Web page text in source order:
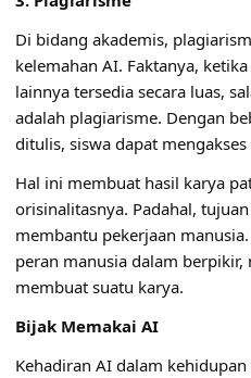
Di bidang akademis,
kelemahan AI. Faktanya,
lainnya tersedia secara luas,
adalah plagiarisme. Dengan
ditulis, siswa dapat mengakses
Hal ini membuat hasil karya
orisinalitasnya. Padahal,
membantu pekerjaan
peran manusia dalam berpikir,
membuat suatu karya.
Bijak Memakai AI
Kehadiran AI dalam